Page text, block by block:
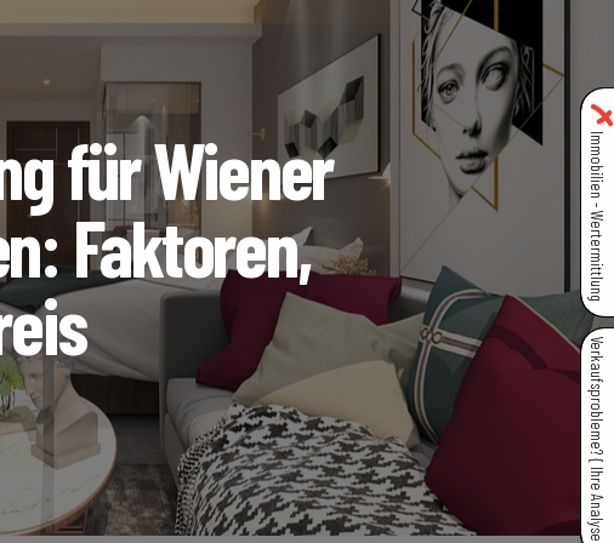
für Wiener
Faktoren,
Immobilien - Wertermittlung
Verkaufsprobleme? { Ihre Analyse }